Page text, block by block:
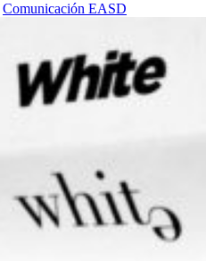
Comunicación EASD